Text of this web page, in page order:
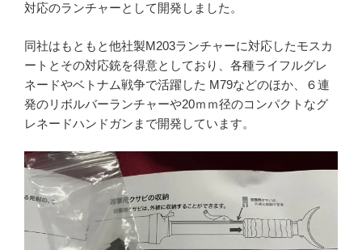
対応のランチャーとして開発しました。
同社はもともと他社製M203ランチャーに対応したモスカ
ートとその対応銃を得意としており、各種ライフルグレ
ネードやベトナム戦争で活躍した M79などのほか、６連
発のリボルバーランチャーや20ｍｍ径のコンパクトなグ
レネードハンドガンまで開発しています。